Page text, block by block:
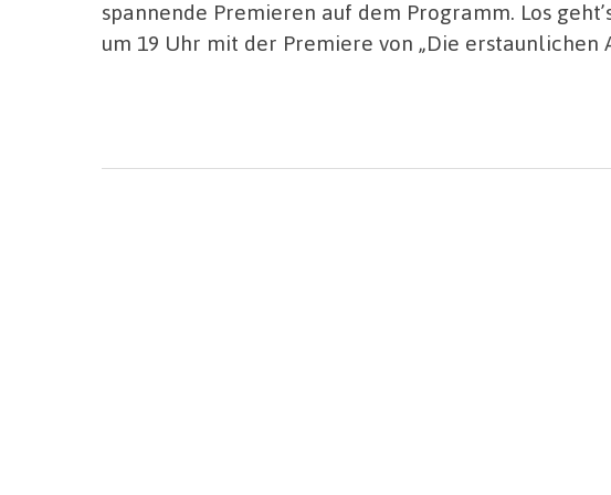
spannende Premieren auf dem Programm. Los
um 19 Uhr mit der Premiere von „Die erstaunlichen